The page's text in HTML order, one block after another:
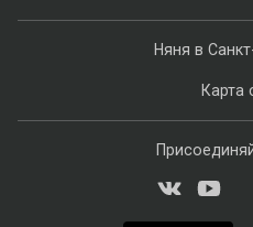
Няня в
Карта